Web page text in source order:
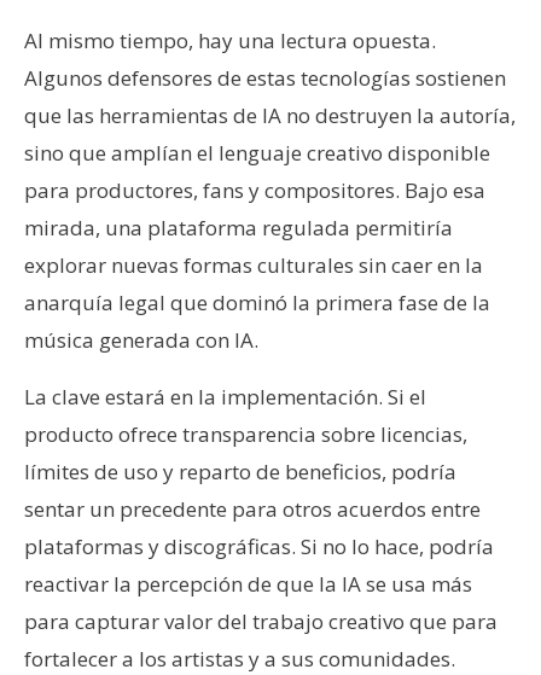
Al mismo tiempo, hay una lectura opuesta.
Algunos defensores de estas tecnologías sostienen
que las herramientas de IA no destruyen la autoría,
sino que amplían el lenguaje creativo disponible
para productores, fans y compositores. Bajo esa
mirada, una plataforma regulada permitiría
explorar nuevas formas culturales sin caer en la
anarquía legal que dominó la primera fase de la
música generada con IA.
La clave estará en la implementación. Si el
producto ofrece transparencia sobre licencias,
límites de uso y reparto de beneficios, podría
sentar un precedente para otros acuerdos entre
plataformas y discográficas. Si no lo hace, podría
reactivar la percepción de que la IA se usa más
para capturar valor del trabajo creativo que para
fortalecer a los artistas y a sus comunidades.